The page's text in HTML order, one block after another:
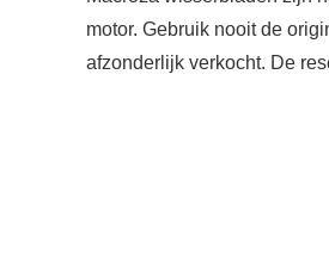
motor. Gebruik nooit de
afzonderlijk verkocht. De